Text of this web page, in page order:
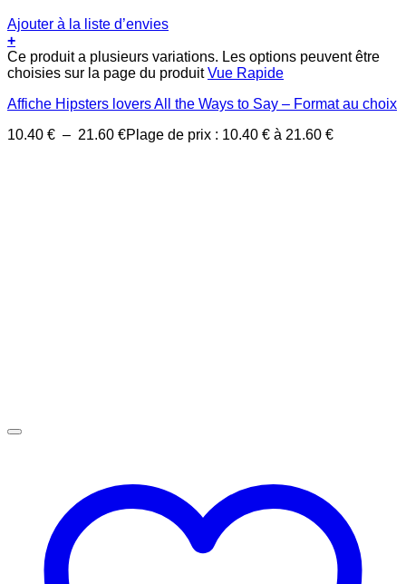
Ajouter à la liste d’envies
+
Ce produit a plusieurs variations. Les options peuvent être
choisies sur la page du produitVue Rapide
Affiche Hipsters lovers All the Ways to Say – Format au choix
10.40 € – 21.60 €Plage de prix : 10.40 € à 21.60 €